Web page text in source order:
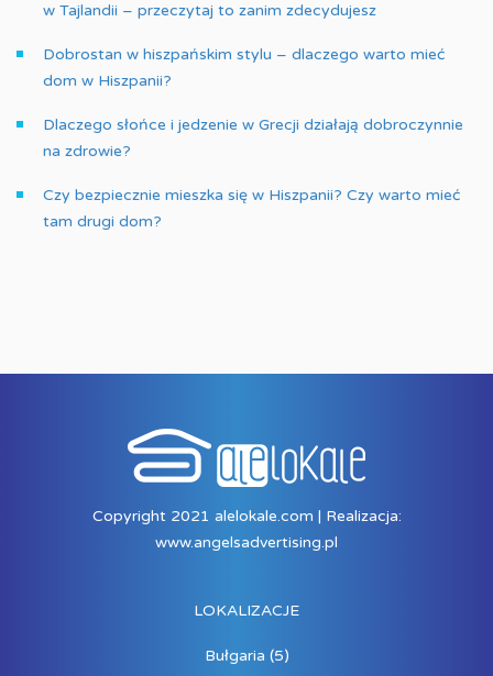
w Tajlandii – przeczytaj to zanim zdecydujesz
Dobrostan w hiszpańskim stylu – dlaczego warto mieć
dom w Hiszpanii?
Dlaczego słońce i jedzenie w Grecji działają dobroczynnie
na zdrowie?
Czy bezpiecznie mieszka się w Hiszpanii? Czy warto mieć
tam drugi dom?
Copyright 2021 alelokale.com | Realizacja:
www.angelsadvertising.pl
LOKALIZACJE
Bułgaria (5)